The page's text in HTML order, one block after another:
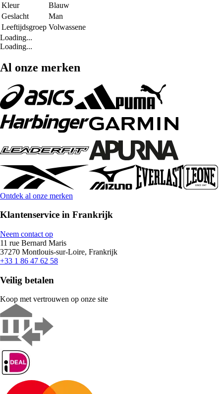
Kleur
Blauw
Geslacht
Man
Leeftijdsgroep Volwassene
Loading...
Loading...
Al onze merken
Ontdek al onze merken
Klantenservice in Frankrijk
Neem contact op
11 rue Bernard Maris
37270 Montlouis-sur-Loire, Frankrijk
+33 1 86 47 62 58
Veilig betalen
Koop met vertrouwen op onze site